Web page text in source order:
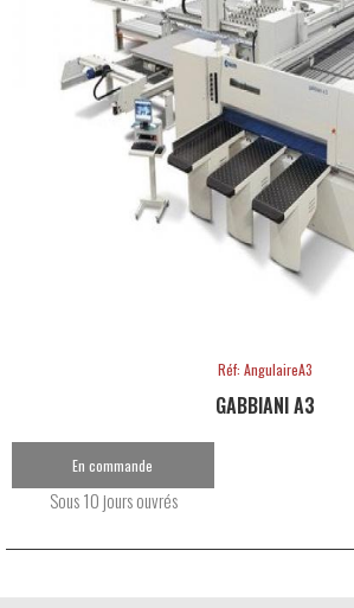
Réf: AngulaireA3
GABBIANI A3
En commande
Sous 10 jours ouvrés